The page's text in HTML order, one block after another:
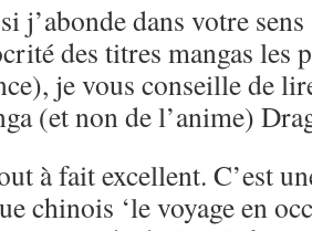
j’abonde dans votre
des titres mangas les
je vous conseille de
(et non de l’anime)
à fait excellent. C’est
chinois ‘le voyage en